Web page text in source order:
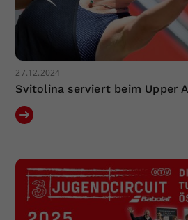
27.12.2024
Svitolina serviert beim Upper